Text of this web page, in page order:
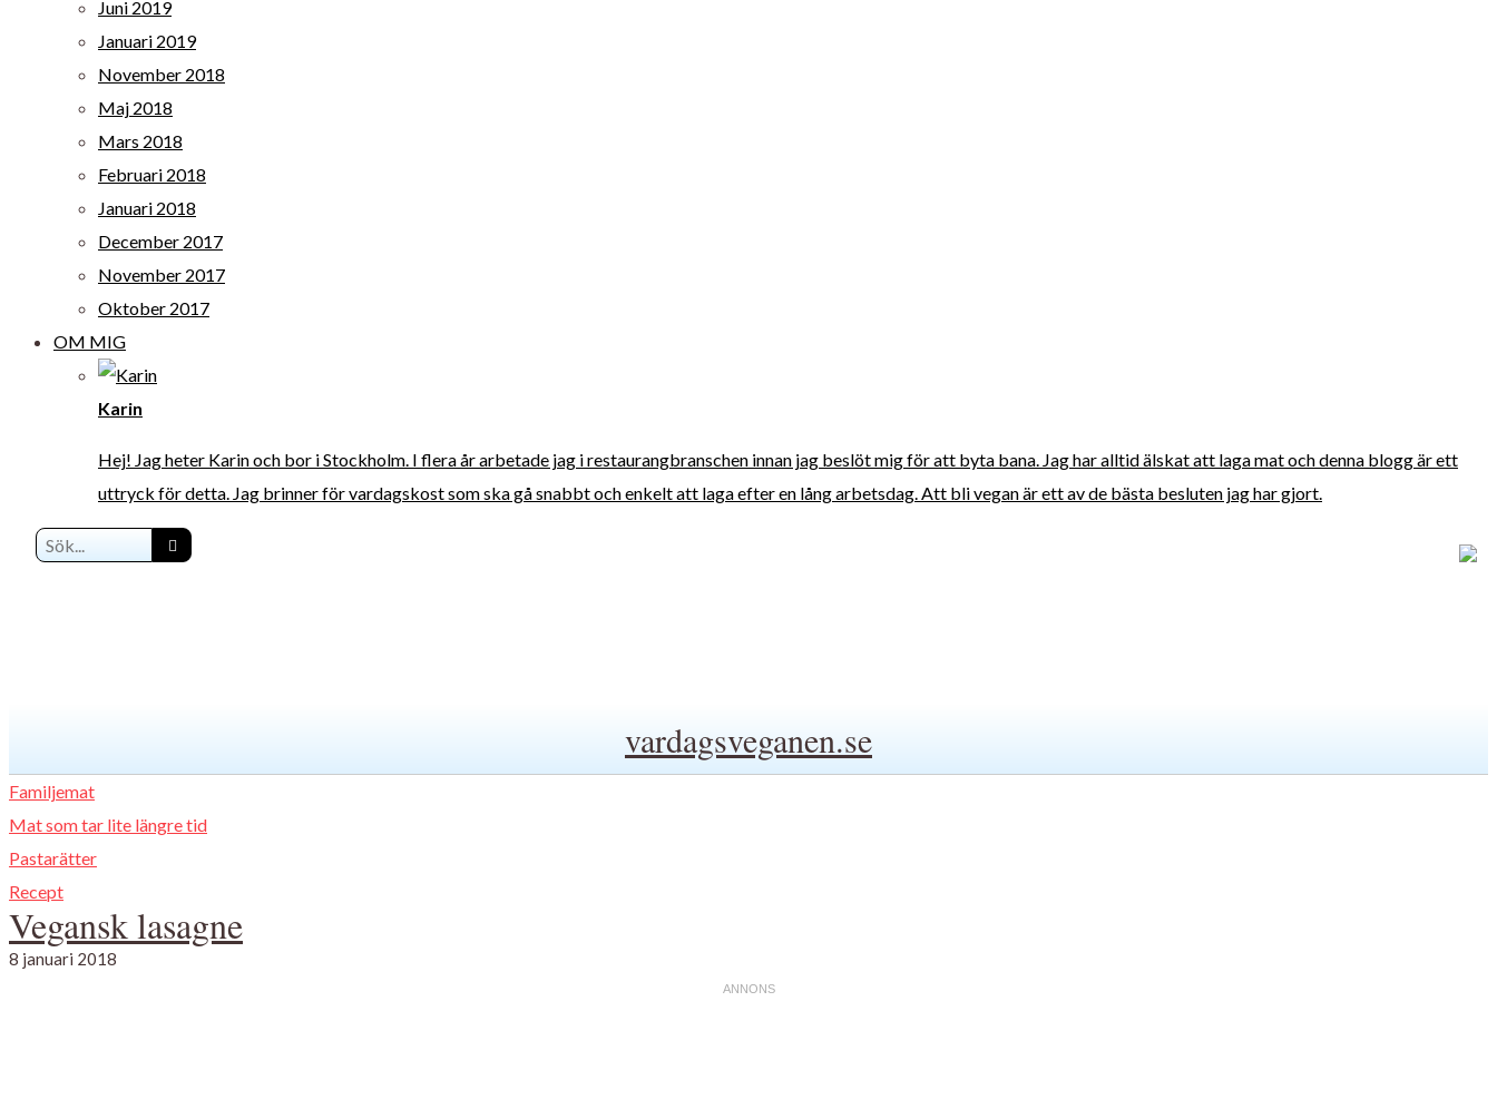
Juni 2019
Januari 2019
November 2018
Maj 2018
Mars 2018
Februari 2018
Januari 2018
December 2017
November 2017
Oktober 2017
OM MIG
Karin
Hej! Jag heter Karin och bor i Stockholm. I flera år arbetade jag i restaurangbranschen innan jag beslöt mig för att byta bana. Jag har alltid älskat att laga mat och denna blogg är ett
uttryck för detta. Jag brinner för vardagskost som ska gå snabbt och enkelt att laga efter en lång arbetsdag. Att bli vegan är ett av de bästa besluten jag har gjort.
vardagsveganen.se
Familjemat
Mat som tar lite längre tid
Pastarätter
Recept
Vegansk lasagne
8 januari 2018